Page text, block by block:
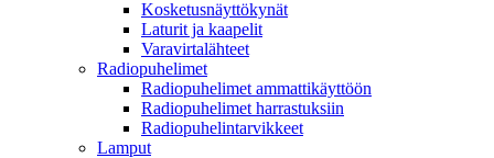
Kosketusnäyttökynät
Laturit ja kaapelit
Varavirtalähteet
Radiopuhelimet
Radiopuhelimet ammattikäyttöön
Radiopuhelimet harrastuksiin
Radiopuhelintarvikkeet
Lamput